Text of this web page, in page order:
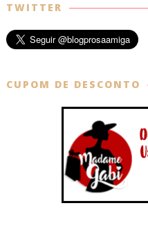
TWITTER
CUPOM DE DESCONTO